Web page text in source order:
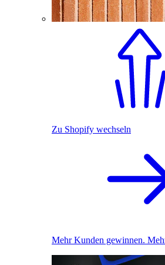
Zu Shopify wechseln
Mehr Kunden gewinnen.